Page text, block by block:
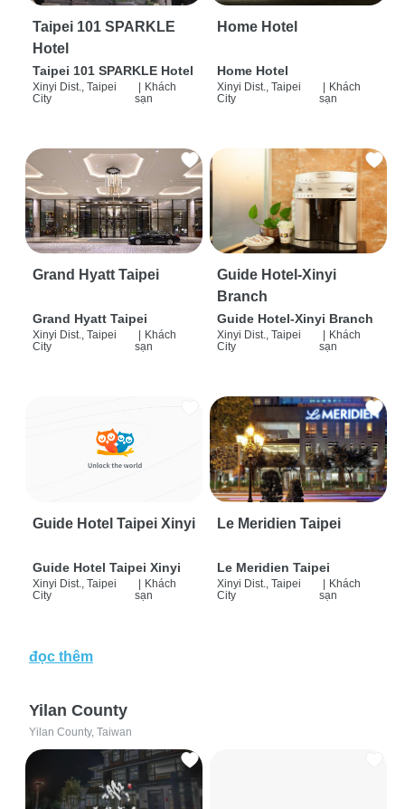
Taipei 101 SPARKLE
Hotel
Taipei 101 SPARKLE Hotel
Xinyi Dist., Taipei
City
Khách
sạn
Home Hotel
Home Hotel
Xinyi Dist., Taipei
City
Khách
sạn
Grand Hyatt Taipei
Grand Hyatt Taipei
Xinyi Dist., Taipei
City
Khách
sạn
Guide Hotel-Xinyi
Branch
Guide Hotel-Xinyi Branch
Xinyi Dist., Taipei
City
Khách
sạn
Guide Hotel Taipei Xinyi
Guide Hotel Taipei Xinyi
Xinyi Dist., Taipei
City
| Khách
sạn
Le Meridien Taipei
Le Meridien Taipei
Xinyi Dist., Taipei
City
| Khách
sạn
đọc thêm
Yilan County
Yilan County, Taiwan